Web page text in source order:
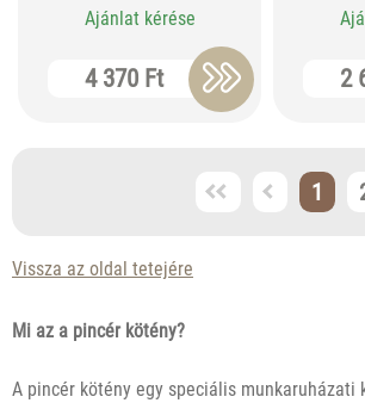
Ajánlat kérése
4 370 Ft 2
1
Vissza az oldal tetejére
Mi az a pincér kötény?
A pincér kötény egy speciális munkaruházati